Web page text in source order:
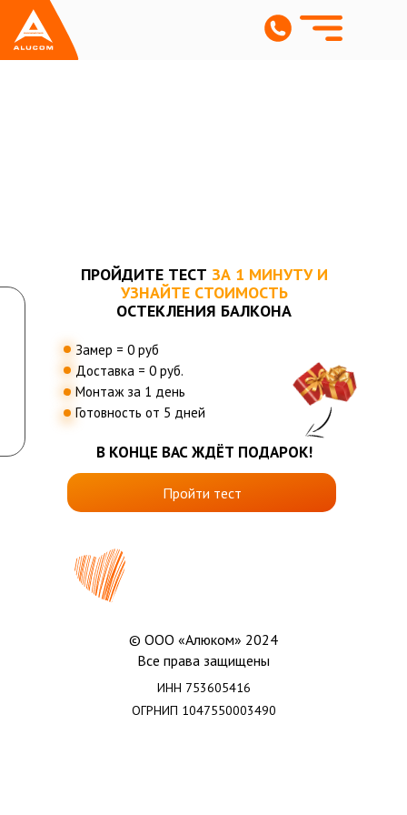
Замер = 0 руб
Доставка = 0 руб.
Монтаж за 1 день
Готовность от 5 дней
ПРОЙДИТЕ ТЕСТ ЗА 1 МИНУТУ И
УЗНАЙТЕ СТОИМОСТЬ
ОСТЕКЛЕНИЯ БАЛКОНА
Пройти тест
В КОНЦЕ ВАС ЖДЁТ ПОДАРОК!
©️ ООО «Алюком» 2024
Все права защищены
ИНН 753605416
ОГРНИП 1047550003490